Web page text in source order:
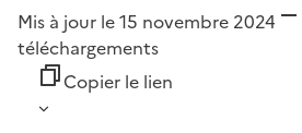
Mis à jour le 15 novembre 2024
téléchargements
Copier le lien